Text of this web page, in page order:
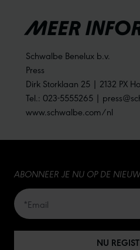
MEER
Schwalbe Benelux b.v.
Press
Dirk Storklaan 25 | 2132 PX
Tel.: 023-5555265 |
www.schwalbe.com/nl
ABONNEER JE NU OP DE
NU